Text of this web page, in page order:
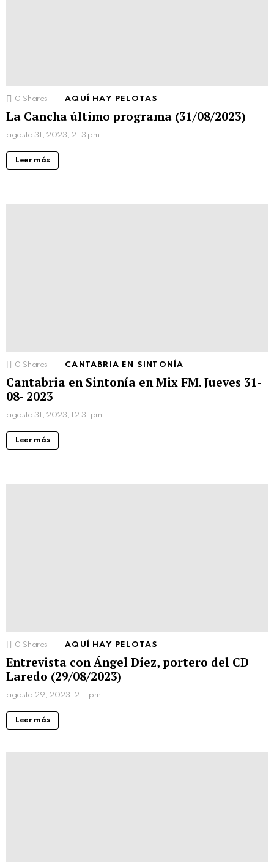
0 Shares AQUÍ HAY PELOTAS
La Cancha último programa (31/08/2023)
agosto 31, 2023, 2:13 pm
Leer más
0 Shares CANTABRIA EN SINTONÍA
Cantabria en Sintonía en Mix FM. Jueves 31-
08- 2023
agosto 31, 2023, 12:31 pm
Leer más
0 Shares AQUÍ HAY PELOTAS
Entrevista con Ángel Díez, portero del CD
Laredo (29/08/2023)
agosto 29, 2023, 2:11 pm
Leer más